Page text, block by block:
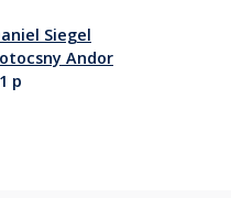
Siegel
Andor
p